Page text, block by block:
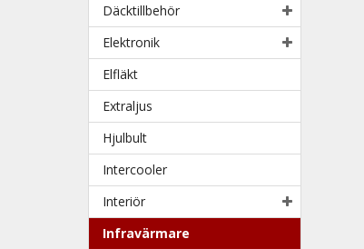
Däcktillbehör
Elektronik
Elfläkt
Extraljus
Hjulbult
Intercooler
Interiör
Infravärmare